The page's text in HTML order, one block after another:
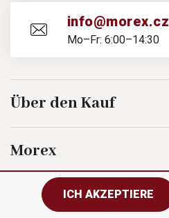
info@morex.cz
Mo–Fr: 6:00–14:30
Über den Kauf
Morex
Folgen Sie uns
ICH AKZEPTIERE